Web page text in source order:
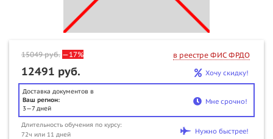
15049руб. —17% в реестре ФИС ФРДО
12491 руб. Хочу скидку!
Доставка документов в
Ваш регион:
3—7 дней
Мне срочно!
Длительность обучения по курсу:
72ч или 11 дней
Нужно быстрее!